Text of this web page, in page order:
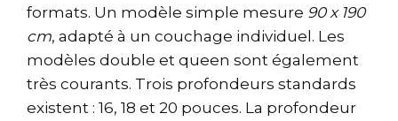
formats. Un modèle simple mesure 90 x 190
cm, adapté à un couchage individuel. Les
modèles double et queen sont également
très courants. Trois profondeurs standards
existent : 16, 18 et 20 pouces. La profondeur